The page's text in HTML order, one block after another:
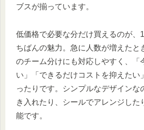
ブスが揃っています。
低価格で必要な分だけ買えるのが、
ちばんの魅力。急に人数が増えたと
のチーム分けにも対応しやすく、「
い」「できるだけコストを抑えたい
ったりです。シンプルなデザインな
き入れたり、シールでアレンジした
能です。